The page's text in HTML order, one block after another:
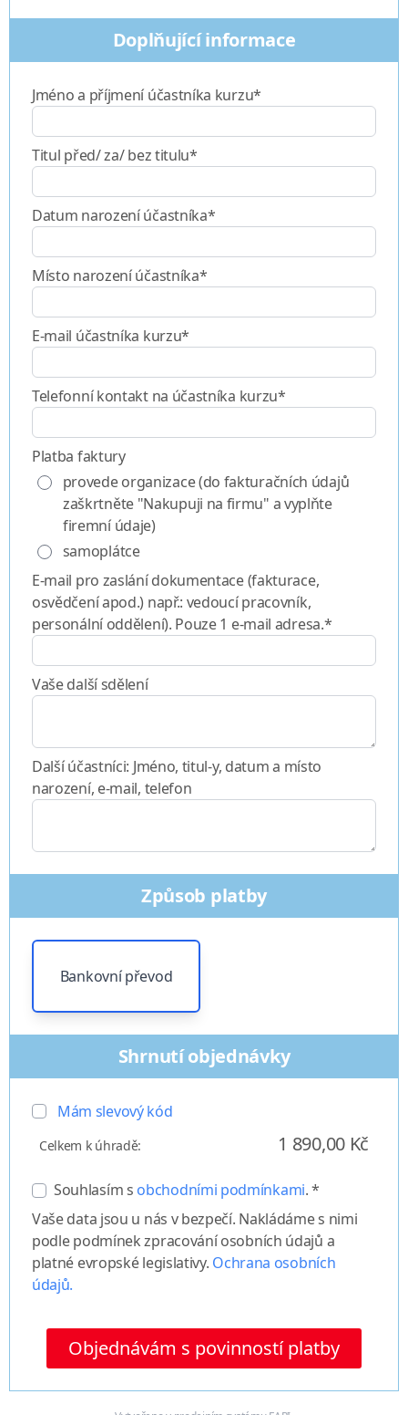
Doplňující informace
Jméno a příjmení účastníka kurzu*
Titul před/ za/ bez titulu*
Datum narození účastníka*
Místo narození účastníka*
E-mail účastníka kurzu*
Telefonní kontakt na účastníka kurzu*
Platba faktury
provede organizace (do fakturačních údajů
zaškrtněte "Nakupuji na firmu" a vyplňte
firemní údaje)
samoplátce
E-mail pro zaslání dokumentace (fakturace,
osvědčení apod.) např.: vedoucí pracovník,
personální oddělení). Pouze 1 e-mail adresa.*
Vaše další sdělení
Další účastníci: Jméno, titul-y, datum a místo
narození, e-mail, telefon
Způsob platby
Bankovní převod
Shrnutí objednávky
Mám slevový kód
Celkem k úhradě: 1 890,00 Kč
Souhlasím s obchodními podmínkami. *
Vaše data jsou u nás v bezpečí. Nakládáme s nimi
podle podmínek zpracování osobních údajů a
platné evropské legislativy. Ochrana osobních
údajů.
Objednávám s povinností platby